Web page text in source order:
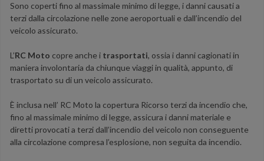
Sono coperti fino al massimale minimo di legge, i danni causati a
terzi dalla circolazione nelle zone aeroportuali e dall’incendio del
veicolo assicurato.
L’RC Moto copre anche i trasportati, ossia i danni cagionati in
maniera involontaria da chiunque viaggi in qualità, appunto, di
trasportato su di un veicolo assicurato.
È inclusa nell’ RC Moto la copertura Ricorso terzi da incendio che,
fino al massimale minimo di legge, assicura i danni materiale e
diretti provocati a terzi dall’incendio del veicolo non conseguente
alla circolazione compresa l’esplosione, non seguita da incendio.